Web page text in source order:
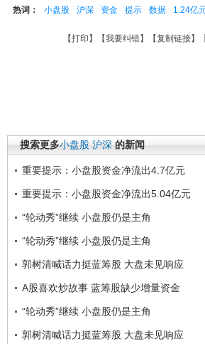
热词： 小盘股 沪深 资金 提示 数据 1.24亿
【打印 】【我要纠错】【复制链接】
搜索更多小盘股 沪深 的新闻
重要提示：小盘股资金净流出4.7亿元
重要提示：小盘股资金净流出5.04亿元
“轮动秀”继续 小盘股仍是主角
“轮动秀”继续 小盘股仍是主角
郭树清喊话力挺蓝筹股 大盘未见响应
A股喜欢炒故事 蓝筹股缺少增量资金
“轮动秀”继续 小盘股仍是主角
郭树清喊话力挺蓝筹股 大盘未见响应